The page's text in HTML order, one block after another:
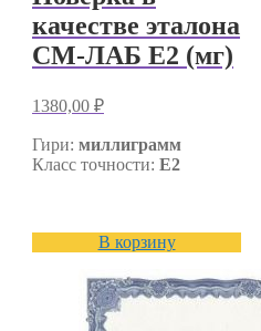
качестве эталона
СМ-ЛАБ E2 (мг)
1380,00 ₽
Гири: миллиграмм
Класс точности: E2
В корзину